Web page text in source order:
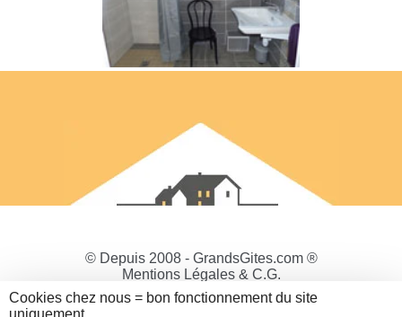
© Depuis 2008 - GrandsGites.com ®
Mentions Légales & C.G.
Politique de Confidentialité
Gestion des cookies
Cookies chez nous = bon fonctionnement du site
uniquement